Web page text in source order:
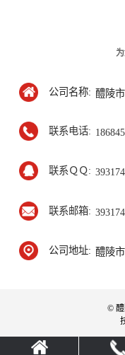
公司名称: 醴陵
联系电话:
联系ＱＱ:
联系邮箱:
公司地址: 醴陵
© 醴